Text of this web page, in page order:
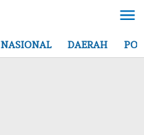
NASIONAL DAERAH